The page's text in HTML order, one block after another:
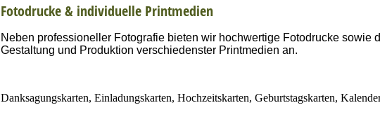
Fotodrucke & individuelle Printmedien
Neben professioneller Fotografie bieten wir hochwertige Fotodrucke sowie
Gestaltung und Produktion verschiedenster Printmedien an.
Danksagungskarten,Einladungskarten,Hochzeitskarten,Geburtstagskarten,